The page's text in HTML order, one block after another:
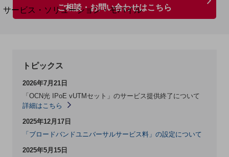
サービス・ソリューション・モバイル
サービス・ソリューションTOP
カテゴリーで探す
カテゴリーで探すTOP
ネットワーク・モバイル
クラウド・データセンター
電話・映像コミュニケーション
セキュリティ
ご相談・お問い合わせはこちら
トピックス
2026年7月21日
「OCN光 IPoE vUTMセット」のサービス提供終了について
詳細はこちら
2025年12月17日
「ブロードバンドユニバーサルサービス料」の設定について
2025年5月15日